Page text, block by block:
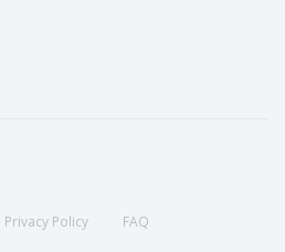
Privacy Policy
FAQ